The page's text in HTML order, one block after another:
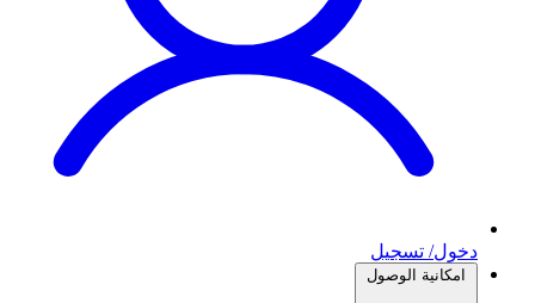
دخول/ تسجيل
امكانية الوصول